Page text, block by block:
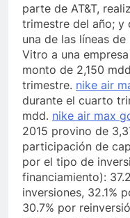
parte de AT&T,
trimestre del año; y
una de las líneas
Vitro a una
monto de 2,150
trimestre. nike air
durante el cuarto
mdd. nike air max
2015 provino de
participación de
por el tipo de
financiamiento):
inversiones, 32.1%
30.7% por